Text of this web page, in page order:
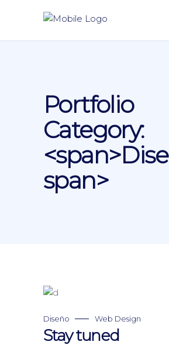
Portfolio
Category:
span>
Diseño Web Design
Stay tuned